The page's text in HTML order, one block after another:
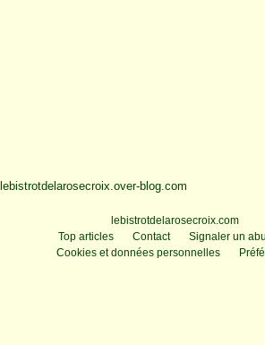
lebistrotdelarosecroix.over-blog.com
lebistrotdelarosecroix.com
Top articles
Contact Signaler un
Cookies et données personnelles